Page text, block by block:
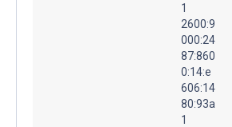
1
2600:9
000:24
87:860
0:14:e
606:14
80:93a
1